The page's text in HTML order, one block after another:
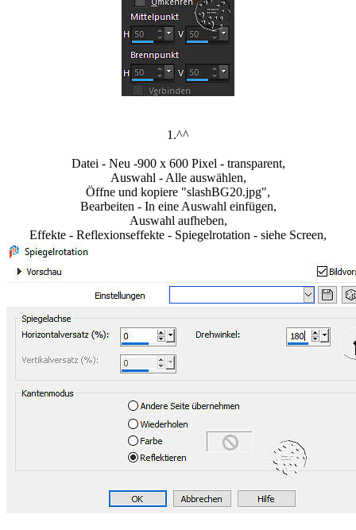
1.^^
Datei - Neu -900 x 600 Pixel - transparent,
Auswahl - Alle auswählen,
Öffne und kopiere "slashBG20.jpg",
Bearbeiten - In eine Auswahl einfügen,
Auswahl aufheben,
Effekte - Reflexionseffekte - Spiegelrotation - siehe Screen,